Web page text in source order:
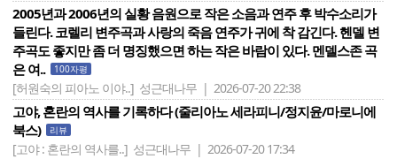
2005년과 2006년의 실황 음원으로 작은 소음과 연주 후 박수소리가
들린다. 코렐리 변주곡과 사랑의 죽음 연주가 귀에 착 감긴다. 헨델 변
주곡도 좋지만 좀 더 명징했으면 하는 작은 바람이 있다. 멘델스존 곡
은 여..
100자평
[허원숙의 피아노 이야..] 성근대나무 | 2026-07-20 22:38
고야, 혼란의 역사를 기록하다 (줄리아노 세라피니/정지윤/마로니에
북스)
리뷰
[고야 : 혼란의 역사를..] 성근대나무 | 2026-07-20 17:34